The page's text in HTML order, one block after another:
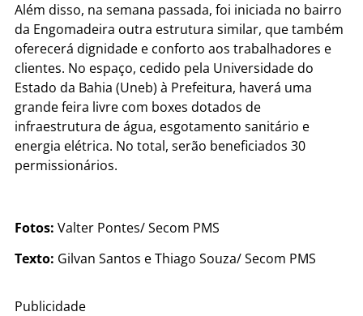
Além disso, na semana passada, foi iniciada no bairro
da Engomadeira outra estrutura similar, que também
oferecerá dignidade e conforto aos trabalhadores e
clientes. No espaço, cedido pela Universidade do
Estado da Bahia (Uneb) à Prefeitura, haverá uma
grande feira livre com boxes dotados de
infraestrutura de água, esgotamento sanitário e
energia elétrica. No total, serão beneficiados 30
permissionários.
Fotos: Valter Pontes/ Secom PMS
Texto: Gilvan Santos e Thiago Souza/ Secom PMS
Publicidade